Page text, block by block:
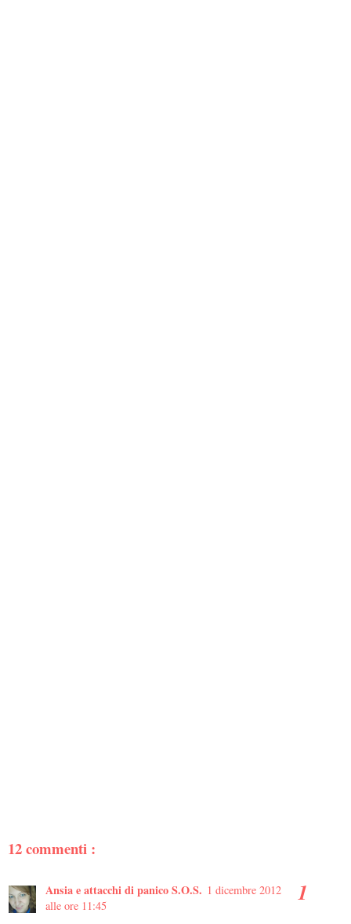
12 commenti :
Ansia e attacchi di panico S.O.S. 1 dicembre 2012
alle ore 11:45